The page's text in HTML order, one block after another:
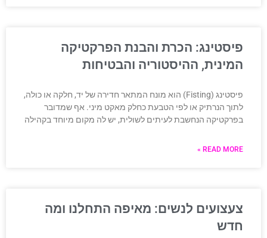
פיסטינג: הכרת והבנת הפרקטיקה
המינית, ההיסטוריה והבטיחות
פיסטינג (Fisting) הוא מונח המתאר חדירה של יד, חלקה או כולה,
לתוך הנרתיק או לפי הטבעת כחלק מאקט מיני. אף שמדובר
בפרקטיקה הנחשבת לעיתים לשולית, יש לה מקום מיוחד בקהילה
READ MORE »
צעצועים לנשים: מאיפה התחלנו ומה
חדש